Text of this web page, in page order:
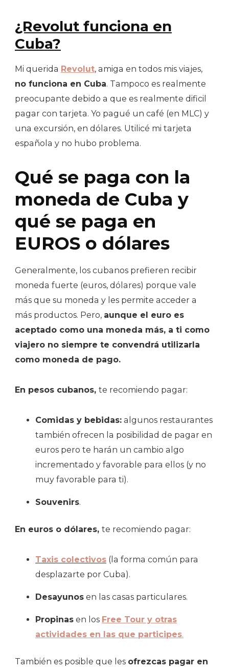
¿Revolut funciona en
Cuba?
Mi querida Revolut, amiga en todos mis viajes,
no funciona en Cuba. Tampoco es realmente
preocupante debido a que es realmente dificil
pagar con tarjeta. Yo pagué un café (en MLC) y
una excursión, en dólares. Utilicé mi tarjeta
española y no hubo problema.
Qué se paga con la
moneda de Cuba y
qué se paga en
EUROS o dólares
Generalmente, los cubanos prefieren recibir
moneda fuerte (euros, dólares) porque vale
más que su moneda y les permite acceder a
más productos. Pero, aunque el euro es
aceptado como una moneda más, a ti como
viajero no siempre te convendrá utilizarla
como moneda de pago.
En pesos cubanos, te recomiendo pagar:
Comidas y bebidas: algunos restaurantes
también ofrecen la posibilidad de pagar en
euros pero te harán un cambio algo
incrementado y favorable para ellos (y no
muy favorable para ti).
Souvenirs.
En euros o dólares, te recomiendo pagar:
Taxis colectivos (la forma común para
desplazarte por Cuba).
Desayunos en las casas particulares.
Propinas en los Free Tour y otras
actividades en las que participes.
También es posible que les ofrezcas pagar en